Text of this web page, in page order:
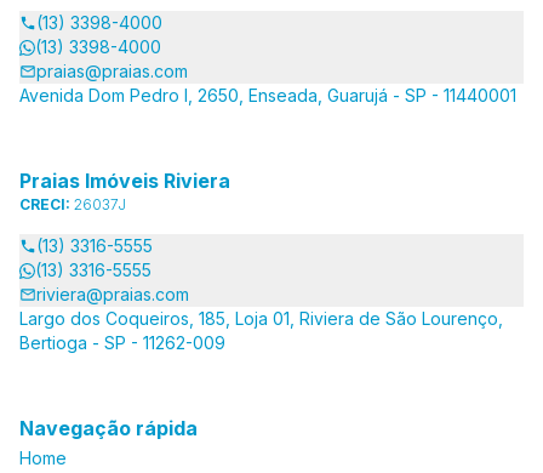
(13) 3398-4000
(13) 3398-4000
praias@praias.com
Avenida Dom Pedro I, 2650, Enseada, Guarujá - SP - 11440001
Praias Imóveis Riviera
CRECI: 26037J
(13) 3316-5555
(13) 3316-5555
riviera@praias.com
Largo dos Coqueiros, 185, Loja 01, Riviera de São Lourenço,
Bertioga - SP - 11262-009
Navegação rápida
Home